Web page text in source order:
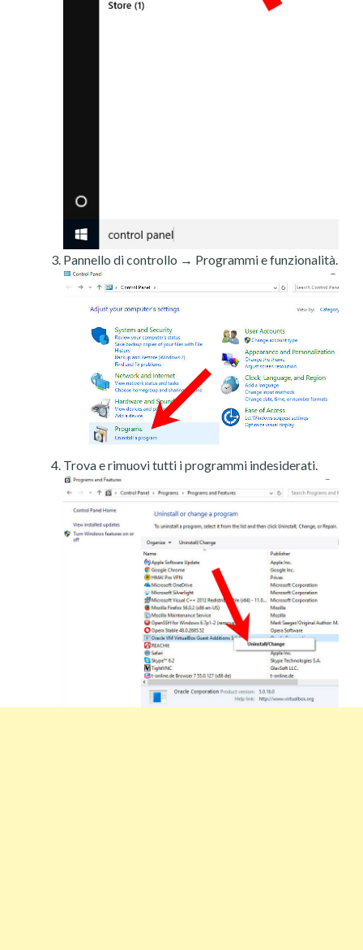
Pannello di controllo → Programmi e funzionalità.
Trova e rimuovi tutti i programmi indesiderati.